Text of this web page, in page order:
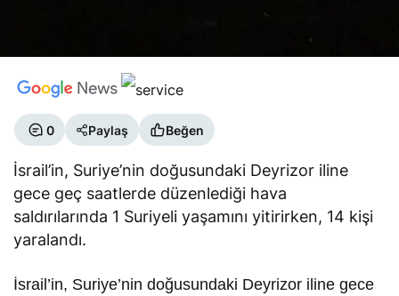
0 Paylaş Beğen
İsrail’in, Suriye’nin doğusundaki Deyrizor iline
gece geç saatlerde düzenlediği hava
saldırılarında 1 Suriyeli yaşamını yitirirken, 14 kişi
yaralandı.
İsrail’in, Suriye’nin doğusundaki Deyrizor iline gece